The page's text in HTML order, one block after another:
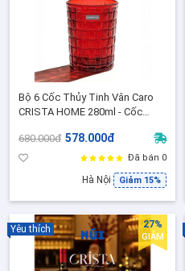
Bộ 6 Cốc Thủy Tinh Vân Caro
CRISTA HOME 280ml - Cốc
Tặng Sang Trọng (80046-2-
Màu Đỏ Ruby)
680.000đ 578.000đ
Đã bán 0
Hà Nội Giảm 15%
Yêu thích 27%
GIẢM